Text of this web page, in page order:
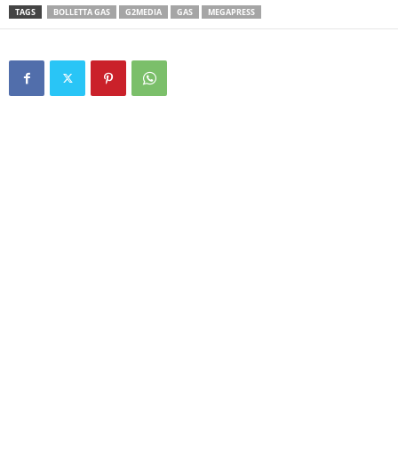
TAGS BOLLETTA GAS G2MEDIA GAS MEGAPRESS